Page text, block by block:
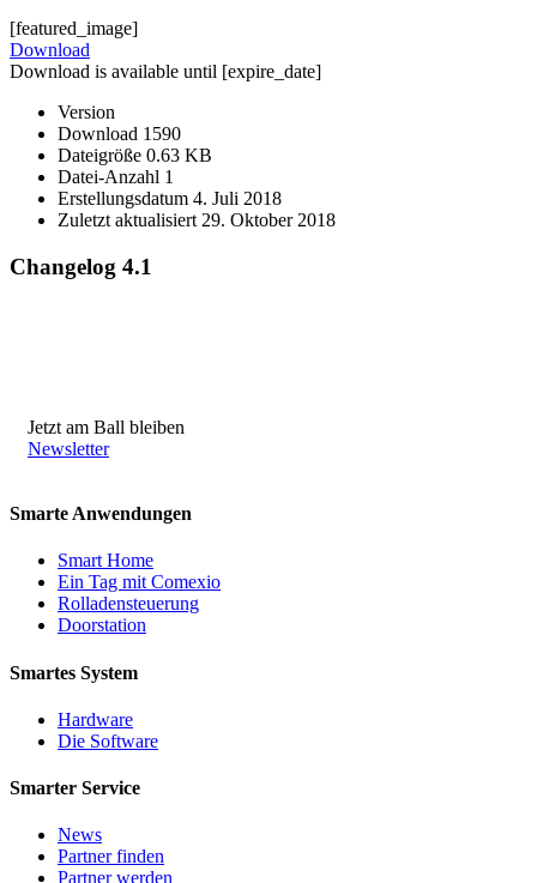
[featured_image]
Download
Download is available until [expire_date]
Version
Download 1590
Dateigröße 0.63 KB
Datei-Anzahl 1
Erstellungsdatum 4. Juli 2018
Zuletzt aktualisiert29. Oktober 2018
Changelog 4.1
Jetzt am Ball bleiben
Newsletter
Smarte Anwendungen
Smart Home
Ein Tag mit Comexio
Rolladensteuerung
Doorstation
Smartes System
Hardware
Die Software
Smarter Service
News
Partner finden
Partner werden